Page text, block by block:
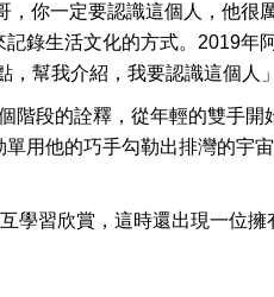
你一定要認識這個人，他很
錄生活文化的方式。 2019年
幫我介紹，我要認識這個人
階段的詮釋，從年輕的雙手開
用他的巧手勾勒出排灣的宇
學習欣賞，這時還出現一位